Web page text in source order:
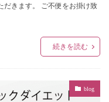
だきます。 ご不便をお掛け致
続きを読む
blog